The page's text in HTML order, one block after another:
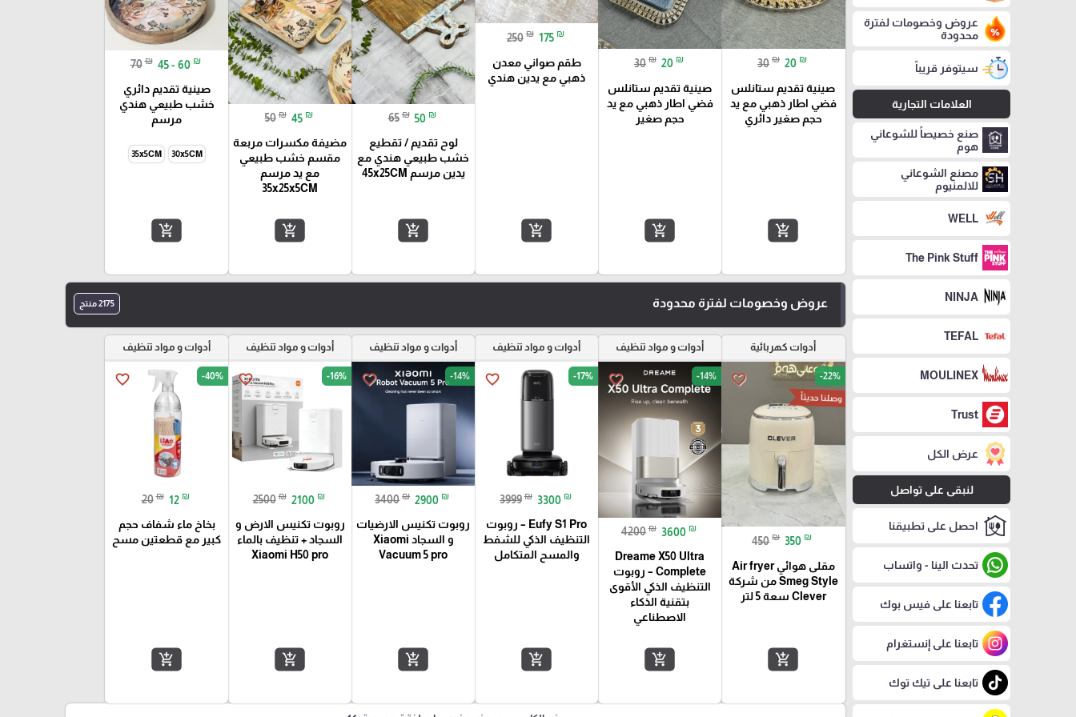
عروض وخصومات لفترة
محدودة
سيتوفر قريباً
العلامات التجارية
صنع خصيصاً للشوعاني
هوم
مصنع الشوعاني
للالمنيوم
WELL
The Pink Stuff
NINJA
TEFAL
MOULINEX
Trust
عرض الكل
لنبقى على تواصل
احصل على تطبيقنا
تحدث الينا - واتساب
تابعنا على فيس بوك
تابعنا على إنستغرام
تابعنا على تيك توك
30 ₪ 20 ₪
صينية تقديم ستانلس
فضي اطار ذهبي مع يد
حجم صغير دائري
add_shopping_cart
30 ₪ 20 ₪
صينية تقديم ستانلس
فضي اطار ذهبي مع يد
حجم صغير
add_shopping_cart
250 ₪ 175 ₪
طقم صواني معدن
ذهبي مع يدين هندي
add_shopping_cart
65 ₪ 50 ₪
لوح تقديم / تقطيع
خشب طبيعي هندي مع
يدين مرسم 45x25CM
add_shopping_cart
50 ₪ 45 ₪
مضيفة مكسرات مربعة
مقسم خشب طبيعي
مع يد مرسم
35x25x5CM
add_shopping_cart
70 ₪ 45 - 60 ₪
صينية تقديم دائري
خشب طبيعي هندي
مرسم
30x5CM
35x5CM
add_shopping_cart
عروض وخصومات لفترة محدودة 2175 منتج
أدوات كهربائية
favorite_border -22%
وصلنا حديثاً
450 ₪ 350 ₪
مقلى هوائي Air fryer
Smeg Style من شركة
Clever سعة 5 لتر
add_shopping_cart
أدوات و مواد تنظيف
favorite_border -14%
4200 ₪ 3600 ₪
Dreame X50 Ultra
Complete – روبوت
التنظيف الذكي الأقوى
بتقنية الذكاء
الاصطناعي
add_shopping_cart
أدوات و مواد تنظيف
favorite_border -17%
3999 ₪ 3300 ₪
Eufy S1 Pro – روبوت
التنظيف الذكي للشفط
والمسح المتكامل
add_shopping_cart
أدوات و مواد تنظيف
favorite_border -14%
3400 ₪ 2900 ₪
روبوت تكنيس الارضيات
و السجاد Xiaomi
Vacuum 5 pro
add_shopping_cart
أدوات و مواد تنظيف
favorite_border -16%
2500 ₪ 2100 ₪
روبوت تكنيس الارض و
السجاد + تنظيف بالماء
Xiaomi H50 pro
add_shopping_cart
أدوات و مواد تنظيف
favorite_border -40%
20 ₪ 12 ₪
بخاخ ماء شفاف حجم
كبير مع قطعتين مسح
add_shopping_cart